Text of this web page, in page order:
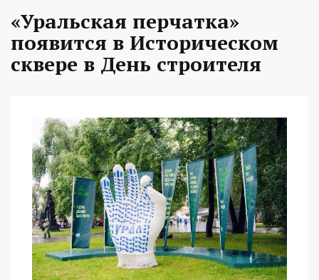
«Уральская перчатка»
появится в Историческом
сквере в День строителя